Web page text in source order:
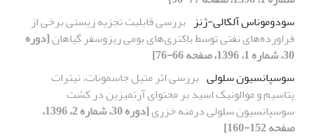
سودوموناس آلکالی-ژنز بررسی قابلیت تجزیه زیستی برخی از
فراورده‌های نفتی توسط باکتری‌های بومی ریزوسفر گیاهان[دوره
30، شماره 1، 1396، صفحه 66-76]
سوسپانسیون سلولی بررسی اثر متیل جاسمونات، نیترات
پتاسیم و موالونیک اسید بر محتوای آرتمیزین در کشت
سوسپانسیون سلولی درمنه خزری
[دوره 30، شماره 2، 1396،
صفحه 152-160]